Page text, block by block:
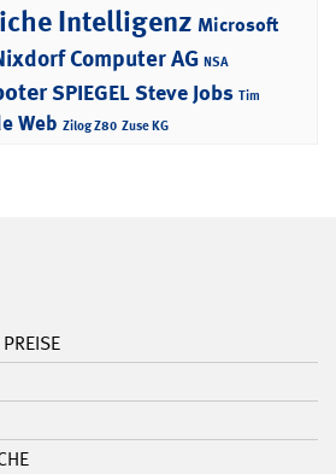
Intelligenz Microsoft
Computer AG NSA
SPIEGELSteve Jobs Tim
Web Zilog Z80 Zuse KG